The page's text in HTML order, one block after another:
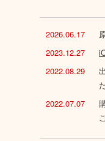
2026.06.17
2023.12.27
2022.08.29
2022.07.07